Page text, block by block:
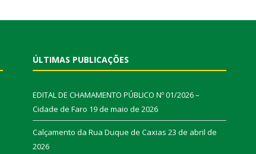
ÚLTIMAS PUBLICAÇÕES
EDITAL DE CHAMAMENTO PÚBLICO Nº 01/2026 –
Cidade de Faro 19 de maio de 2026
Calçamento da Rua Duque de Caxias 23 de abril de
2026